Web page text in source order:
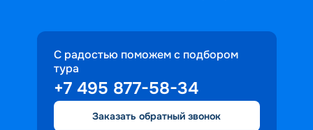
С радостью поможем с подбором
тура
+7 495 877-58-34
Заказать обратный звонок